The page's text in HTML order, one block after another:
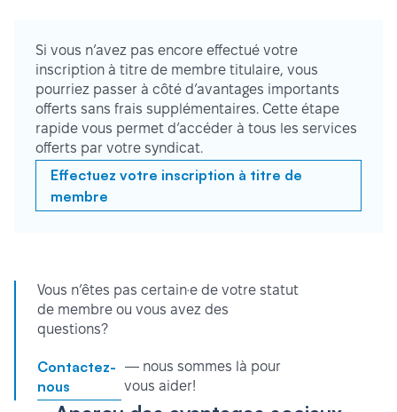
Si vous n’avez pas encore effectué votre
inscription à titre de membre titulaire, vous
pourriez passer à côté d’avantages importants
offerts sans frais supplémentaires. Cette étape
rapide vous permet d’accéder à tous les services
offerts par votre syndicat.
Effectuez votre inscription à titre de
membre
Vous n’êtes pas certain·e de votre statut
de membre ou vous avez des
questions?
Contactez-
nous
— nous sommes là pour
vous aider!